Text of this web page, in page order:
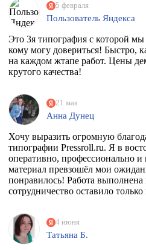
5 февраля
Пользователь Яндекса
Это 3я типография с которой
кому могу довериться! Быстро,
на каждом жтапе работ. Цены
крутого качества!
21 мая
Анна Дунец
Хочу выразить огромную
типографии Pressroll.ru. Я в
оперативно, профессионально и
материал превзошёл мои
понравилось! Работа
сотрудничество оставило
4 июня
Татьяна Б.